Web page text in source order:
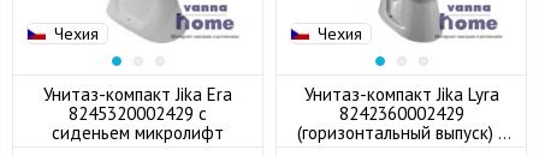
Чехия
Унитаз-компакт Jika Era
8245320002429 с
сиденьем микролифт
Чехия
Унитаз-компакт Jika Lyra
8242360002429
(горизонтальный выпуск) с